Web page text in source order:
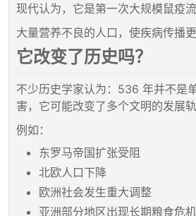
现代认为，它是第一次大规模鼠疫流
大量营养不良的人口，使疾病传播
它改变了历史吗？
不少历史学家认为：536 年并不是
害，它可能改变了多个文明的发展轨
例如：
东罗马帝国扩张受阻
北欧人口下降
欧洲社会发生重大调整
亚洲部分地区出现长期粮食危机